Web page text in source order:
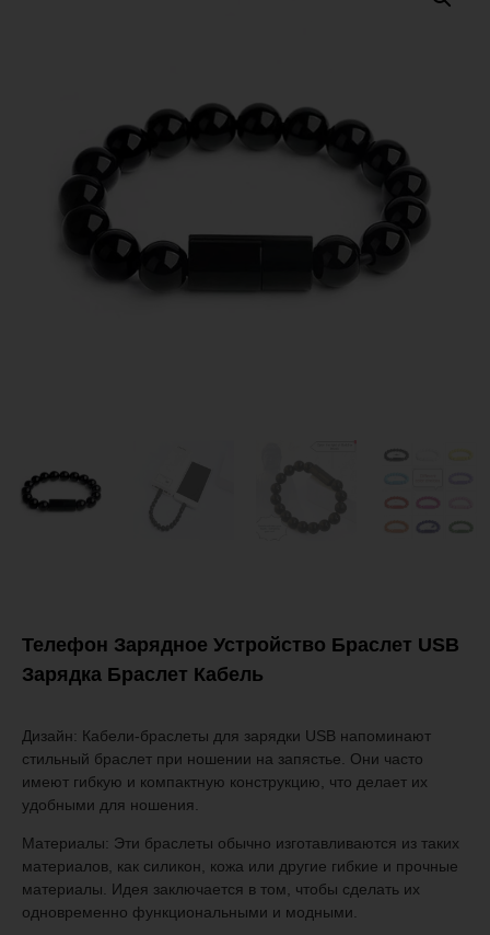
Телефон Зарядное Устройство Браслет USB
Зарядка Браслет Кабель
Дизайн: Кабели-браслеты для зарядки USB напоминают
стильный браслет при ношении на запястье. Они часто
имеют гибкую и компактную конструкцию, что делает их
удобными для ношения.
Материалы: Эти браслеты обычно изготавливаются из таких
материалов, как силикон, кожа или другие гибкие и прочные
материалы. Идея заключается в том, чтобы сделать их
одновременно функциональными и модными.